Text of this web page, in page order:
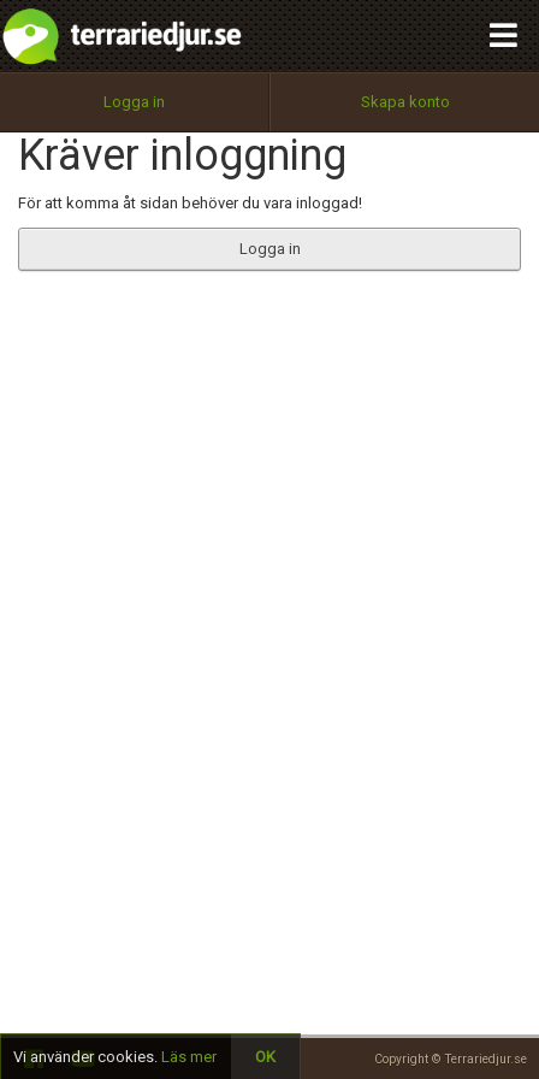
Logga in Skapa konto
Kräver inloggning
För att komma åt sidan behöver du vara inloggad!
Logga in
Copyright © Terrariedjur.se
Utför
100%
OK
integritetspolicy
Namn:
Epost:
Begär nytt lösenord
Tillbaka till förstasidan
Vi använder cookies. Läs mer OK